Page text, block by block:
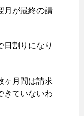
月が最終の請
日割りになり
ヶ月間は請求
きていないわ